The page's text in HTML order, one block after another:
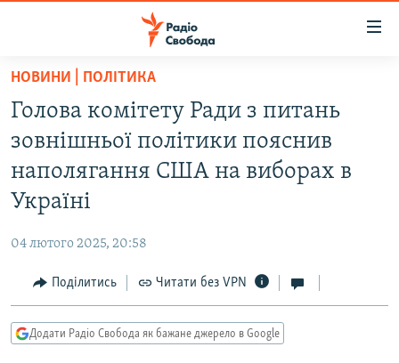
Перейти
основного
матеріалу
до
основної
Перейти
пошуку
ПОЛІТИКА
КУЛЬТУРА
СПОРТ
ВІЙНА
ДОНБАС.РЕАЛІЇ
КРИМ.РЕАЛІЇ
ТИ ЯК?
НОВИНИ | ПОЛІТИКА
Голова комітету Ради з питань
зовнішньої політики пояснив
наполягання США на виборах в
Україні
04 лютого 2025, 20:58
Поділитись Читати без VPN
Додати Радіо Свобода як бажане джерело в Google